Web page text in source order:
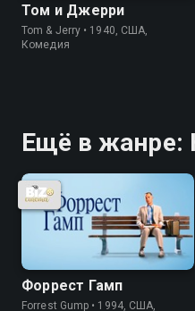
Том и Джерри
Tom & Jerry • 1940, США,
Комедия
Ещё в жанре:
Форрест Гамп
Forrest Gump • 1994, США,